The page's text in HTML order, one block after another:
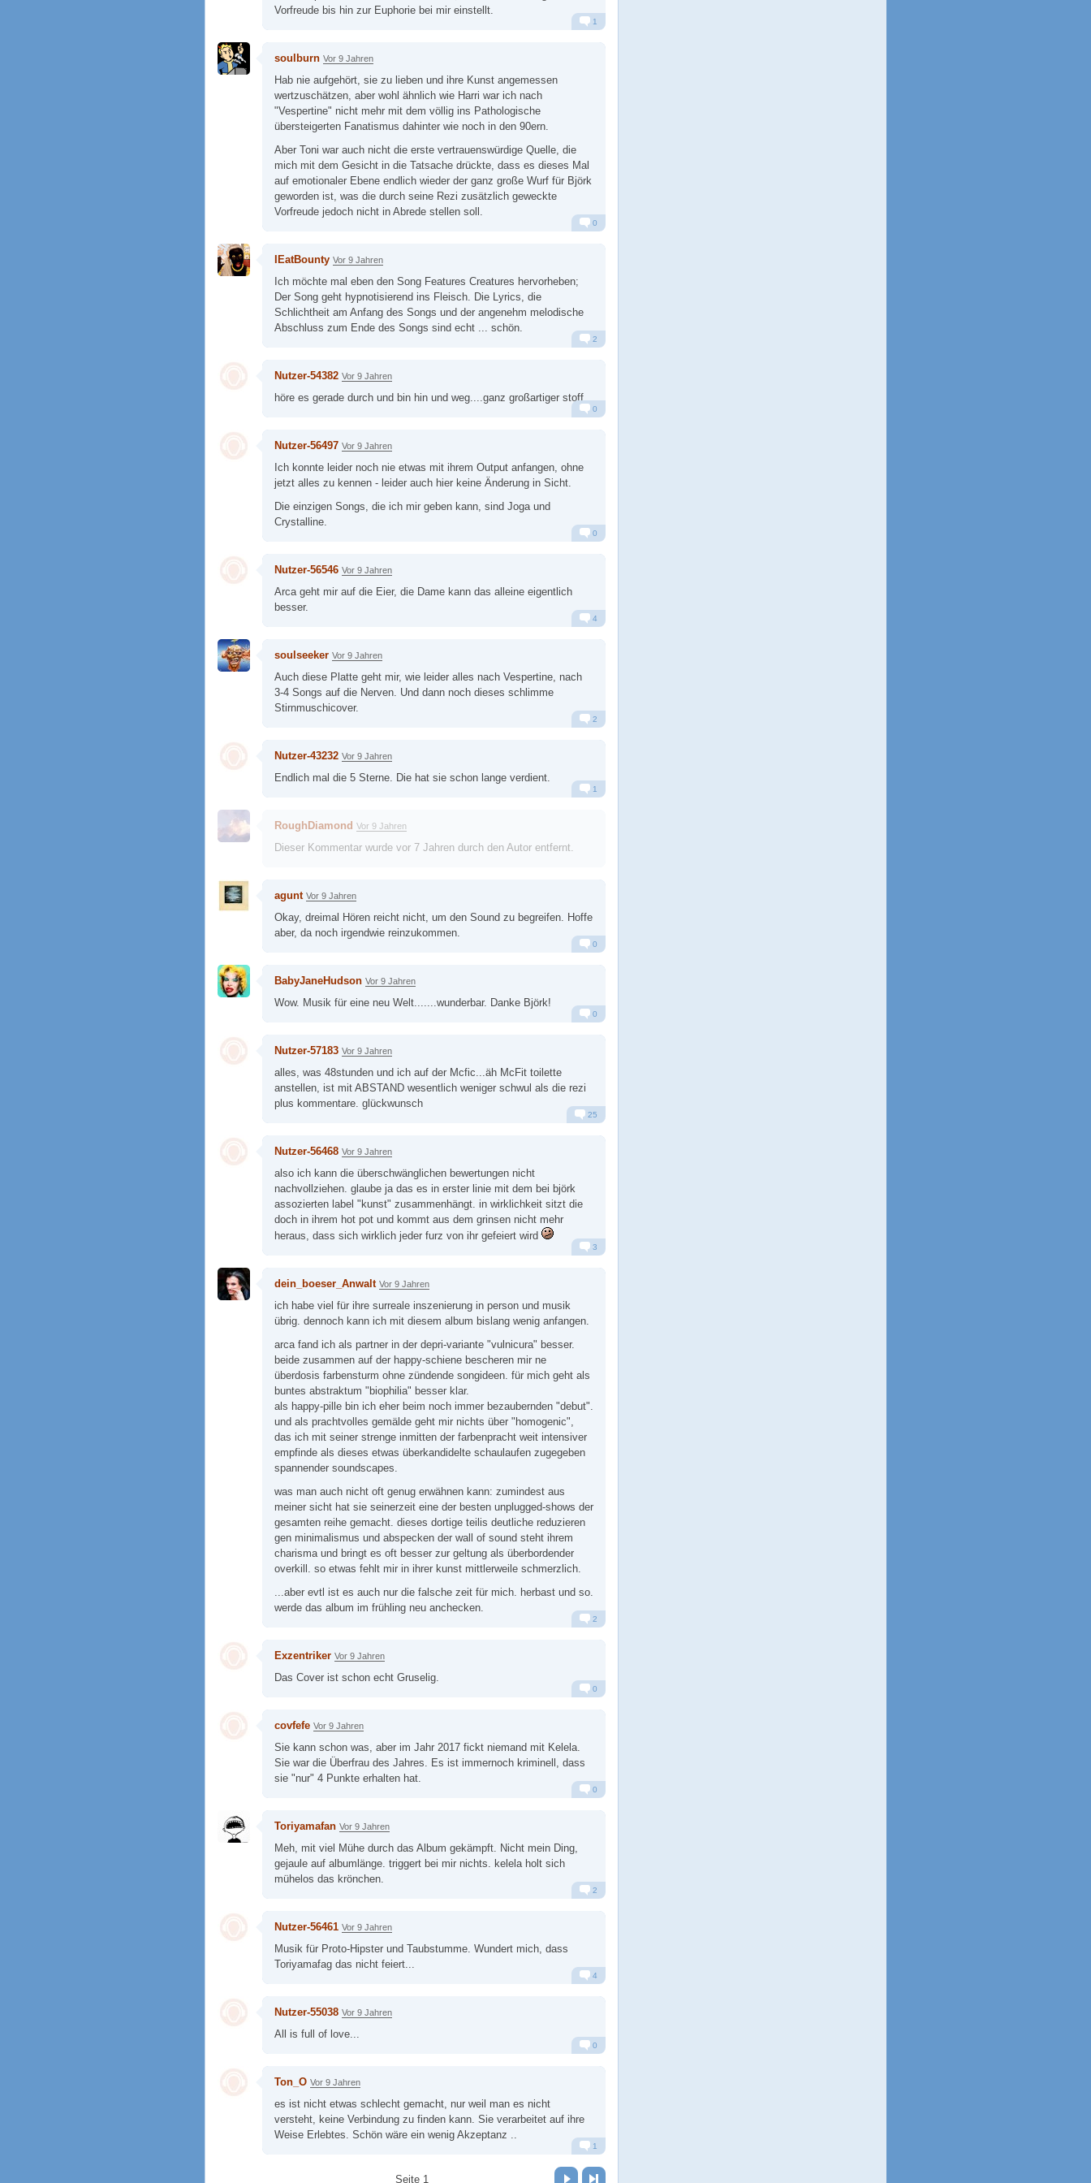
Vorfreude bis hin zur Euphorie bei mir einstellt.
1
soulburn Vor 9 Jahren
Hab nie aufgehört, sie zu lieben und ihre Kunst angemessen
wertzuschätzen, aber wohl ähnlich wie Harri war ich nach
"Vespertine" nicht mehr mit dem völlig ins Pathologische
übersteigerten Fanatismus dahinter wie noch in den 90ern.
Aber Toni war auch nicht die erste vertrauenswürdige Quelle, die
mich mit dem Gesicht in die Tatsache drückte, dass es dieses Mal
auf emotionaler Ebene endlich wieder der ganz große Wurf für Björk
geworden ist, was die durch seine Rezi zusätzlich geweckte
Vorfreude jedoch nicht in Abrede stellen soll.
0
IEatBounty Vor 9 Jahren
Ich möchte mal eben den Song Features Creatures hervorheben;
Der Song geht hypnotisierend ins Fleisch. Die Lyrics, die
Schlichtheit am Anfang des Songs und der angenehm melodische
Abschluss zum Ende des Songs sind echt ... schön.
2
Nutzer-54382 Vor 9 Jahren
höre es gerade durch und bin hin und weg....ganz großartiger stoff
0
Nutzer-56497 Vor 9 Jahren
Ich konnte leider noch nie etwas mit ihrem Output anfangen, ohne
jetzt alles zu kennen - leider auch hier keine Änderung in Sicht.
Die einzigen Songs, die ich mir geben kann, sind Joga und
Crystalline.
0
Nutzer-56546 Vor 9 Jahren
Arca geht mir auf die Eier, die Dame kann das alleine eigentlich
besser.
4
soulseeker Vor 9 Jahren
Auch diese Platte geht mir, wie leider alles nach Vespertine, nach
3-4 Songs auf die Nerven. Und dann noch dieses schlimme
Stirnmuschicover.
2
Nutzer-43232 Vor 9 Jahren
Endlich mal die 5 Sterne. Die hat sie schon lange verdient.
1
RoughDiamond Vor 9 Jahren
Dieser Kommentar wurde vor 7 Jahren durch den Autor entfernt.
agunt Vor 9 Jahren
Okay, dreimal Hören reicht nicht, um den Sound zu begreifen. Hoffe
aber, da noch irgendwie reinzukommen.
0
BabyJaneHudson Vor 9 Jahren
Wow. Musik für eine neu Welt.......wunderbar. Danke Björk!
0
Nutzer-57183 Vor 9 Jahren
alles, was 48stunden und ich auf der Mcfic...äh McFit toilette
anstellen, ist mit ABSTAND wesentlich weniger schwul als die rezi
plus kommentare. glückwunsch
25
Nutzer-56468 Vor 9 Jahren
also ich kann die überschwänglichen bewertungen nicht
nachvollziehen. glaube ja das es in erster linie mit dem bei björk
assozierten label "kunst" zusammenhängt. in wirklichkeit sitzt die
doch in ihrem hot pot und kommt aus dem grinsen nicht mehr
heraus, dass sich wirklich jeder furz von ihr gefeiert wird
3
dein_boeser_Anwalt Vor 9 Jahren
ich habe viel für ihre surreale inszenierung in person und musik
übrig. dennoch kann ich mit diesem album bislang wenig anfangen.
arca fand ich als partner in der depri-variante "vulnicura" besser.
beide zusammen auf der happy-schiene bescheren mir ne
überdosis farbensturm ohne zündende songideen. für mich geht als
buntes abstraktum "biophilia" besser klar.
als happy-pille bin ich eher beim noch immer bezaubernden "debut".
und als prachtvolles gemälde geht mir nichts über "homogenic",
das ich mit seiner strenge inmitten der farbenpracht weit intensiver
empfinde als dieses etwas überkandidelte schaulaufen zugegeben
spannender soundscapes.
was man auch nicht oft genug erwähnen kann: zumindest aus
meiner sicht hat sie seinerzeit eine der besten unplugged-shows der
gesamten reihe gemacht. dieses dortige teilis deutliche reduzieren
gen minimalismus und abspecken der wall of sound steht ihrem
charisma und bringt es oft besser zur geltung als überbordender
overkill. so etwas fehlt mir in ihrer kunst mittlerweile schmerzlich.
...aber evtl ist es auch nur die falsche zeit für mich. herbast und so.
werde das album im frühling neu anchecken.
2
Exzentriker Vor 9 Jahren
Das Cover ist schon echt Gruselig.
0
covfefe Vor 9 Jahren
Sie kann schon was, aber im Jahr 2017 fickt niemand mit Kelela.
Sie war die Überfrau des Jahres. Es ist immernoch kriminell, dass
sie "nur" 4 Punkte erhalten hat.
0
Toriyamafan Vor 9 Jahren
Meh, mit viel Mühe durch das Album gekämpft. Nicht mein Ding,
gejaule auf albumlänge. triggert bei mir nichts. kelela holt sich
mühelos das krönchen.
2
Nutzer-56461 Vor 9 Jahren
Musik für Proto-Hipster und Taubstumme. Wundert mich, dass
Toriyamafag das nicht feiert...
4
Nutzer-55038 Vor 9 Jahren
All is full of love...
0
Ton_O Vor 9 Jahren
es ist nicht etwas schlecht gemacht, nur weil man es nicht
versteht, keine Verbindung zu finden kann. Sie verarbeitet auf ihre
Weise Erlebtes. Schön wäre ein wenig Akzeptanz ..
Antworten
1
Seite 1
Vor Letzte Seite